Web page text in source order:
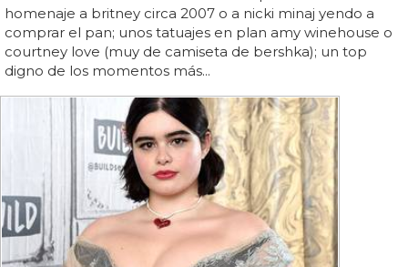
homenaje a britney circa 2007 o a nicki minaj yendo a
comprar el pan; unos tatuajes en plan amy winehouse o
courtney love (muy de camiseta de bershka); un top
digno de los momentos más...